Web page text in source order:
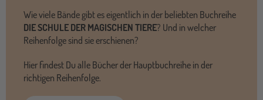
Wie viele Bände gibt es eigentlich in der beliebten Buchreihe
DIE SCHULE DER MAGISCHEN TIERE? Und in welcher
Reihenfolge sind sie erschienen?
Hier findest Du alle Bücher der Hauptbuchreihe in der
richtigen Reihenfolge.